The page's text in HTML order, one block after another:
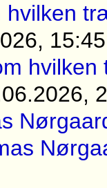
hvilken
15:45